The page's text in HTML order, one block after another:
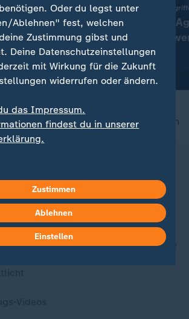
:
wird Opa
Sorge vor
Autonome KI-
reguliert und
mit Video0:26
nach oben
Oder du legst unter
Ablehnen" fest, welchen
Zustimmung gibst und
Deine Datenschutzeinstellungen
mit Wirkung für die Zukunft
widerrufen oder ändern.
das Impressum.
findest du in unserer
Zustimmen
Ablehnen
Einstellen